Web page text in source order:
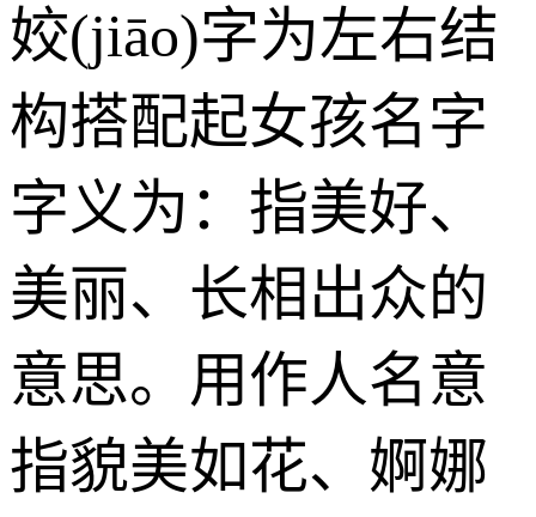
姣(jiāo)字为左右结
构搭配起女孩名字
字义为：指美好、
美丽、长相出众的
意思。用作人名意
指貌美如花、婀娜